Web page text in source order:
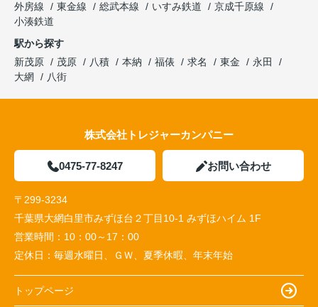
外房線
東金線 総武本線 いすみ鉄道
京成千原線
小湊鉄道
駅から探す
新茂原
茂原 八積 本納 福俵 求名 東金
永田
大網
八街
株式会社トレジャーカンパニー
0475-77-8247 お問い合わせ
〒299-3234
千葉県大網白里市みずほ台２丁目10-1 みずほハイム 1F
営業時間： 10：00～17：00
定休日： 毎週水曜日、ＧＷ、夏季休暇、年末年始
トップページ